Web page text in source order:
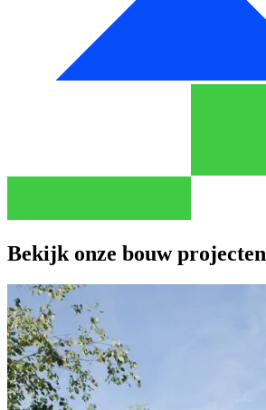
Bekijk onze bouw projecten